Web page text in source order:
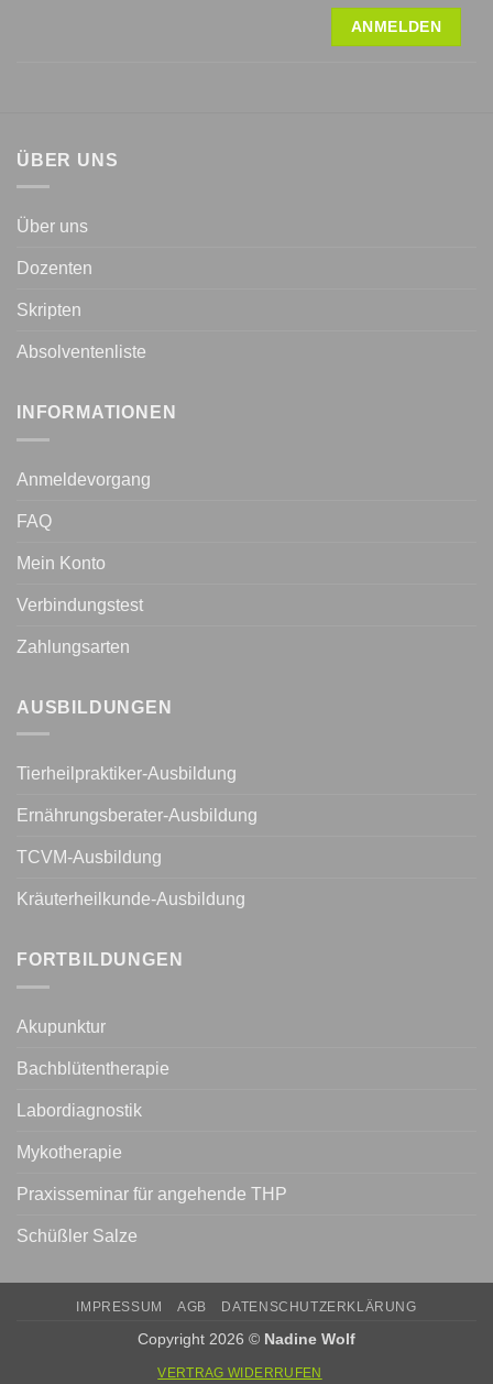
ÜBER UNS
Über uns
Dozenten
Skripten
Absolventenliste
INFORMATIONEN
Anmeldevorgang
FAQ
Mein Konto
Verbindungstest
Zahlungsarten
AUSBILDUNGEN
Tierheilpraktiker-Ausbildung
Ernährungsberater-Ausbildung
TCVM-Ausbildung
Kräuterheilkunde-Ausbildung
FORTBILDUNGEN
Akupunktur
Bachblütentherapie
Labordiagnostik
Mykotherapie
Praxisseminar für angehende THP
Schüßler Salze
IMPRESSUM AGB DATENSCHUTZERKLÄRUNG
Copyright 2026 © Nadine Wolf
VERTRAG WIDERRUFEN